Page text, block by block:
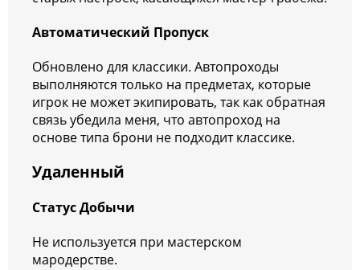
Автоматический Пропуск
Обновлено для классики. Автопроходы
выполняются только на предметах, которые
игрок не может экипировать, так как обратная
связь убедила меня, что автопроход на
основе типа брони не подходит классике.
Удаленный
Статус Добычи
Не используется при мастерском
мародерстве.